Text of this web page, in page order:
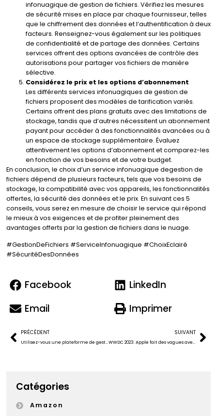
infonuagique de gestion de fichiers. Vérifiez les mesures
de sécurité mises en place par chaque fournisseur, telles
que le chiffrement des données et l’authentification à deux
facteurs. Renseignez-vous également sur les politiques
de confidentialité et de partage des données. Certains
services offrent des options avancées de contrôle des
autorisations pour partager vos fichiers de manière
sélective.
Considérez le prix et les options d’abonnement
Les différents services infonuagiques de gestion de
fichiers proposent des modèles de tarification variés.
Certains offrent des plans gratuits avec des limitations de
stockage, tandis que d’autres nécessitent un abonnement
payant pour accéder à des fonctionnalités avancées ou à
un espace de stockage supplémentaire. Évaluez
attentivement les options d’abonnement et comparez-les
en fonction de vos besoins et de votre budget.
En conclusion, le choix d’un service infonuagique degestion de
fichiers dépend de plusieurs facteurs, tels que vos besoins de
stockage, la compatibilité avec vos appareils, les fonctionnalités
offertes, la sécurité des données et le prix. En suivant ces 5
conseils, vous serez en mesure de choisir le service qui répond
le mieux à vos exigences et de profiter pleinement des
avantages offerts par la gestion de fichiers dans le nuage.
#GestionDeFichiers #ServiceInfonuagique #ChoixEclairé
#SécuritéDesDonnées
Facebook
LinkedIn
Email
Imprimer
PRÉCÉDENT
Utilisez-vous une plateforme de gestion de projet collaborative pour mener à terme vos réalisations pour votre organisation et vos clients ?
SUIVANT
WWDC 2023: Apple fait des vagues avec le lancement de iOS 17, un nouveau casque de VR et plus encore
Catégories
Amazon